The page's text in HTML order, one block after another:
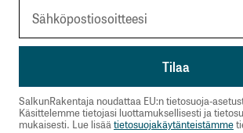
SalkunRakentaja noudattaa EU:n tietosuoja-
Käsittelemme tietojasi luottamuksellisesti ja
mukaisesti. Lue lisäätietosuojakäytänteistämme